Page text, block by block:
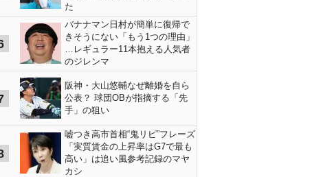
た
バナナマン日村が簡単に復帰で
きそうにない「もう1つの理由」
…レギュラー11本抱える人気者
のジレンマ
阪神・大山悠輔なぜ離婚を自ら
公表？ 球団OBが指摘する「先
手」の狙い
嘘つき高市首相“鬼リピ”フレーズ
「実質賃金の上昇率はG7で最も
高い」は追い風参考記録のマヤ
カシ